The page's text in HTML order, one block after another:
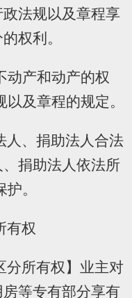
法规以及章程享
权利。
动产和动产的权
及章程的规定。
人、捐助法人合法
捐助法人依法所
。
有权
分所有权】业主对
等专有部分享有